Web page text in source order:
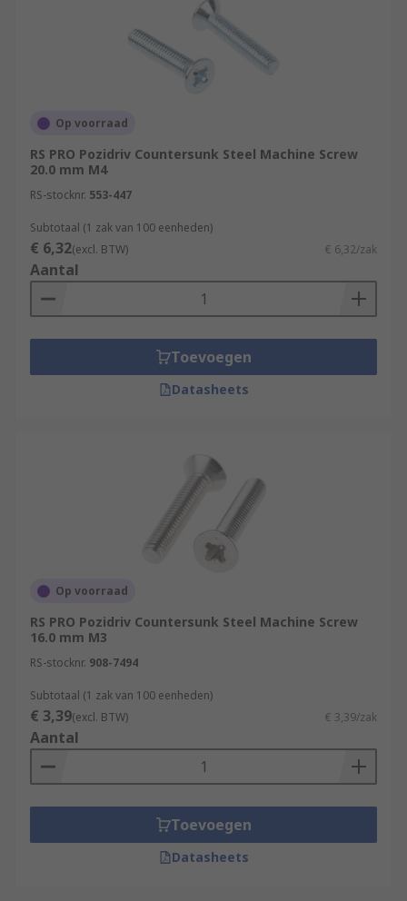
Op voorraad
RS PRO Pozidriv Countersunk Steel Machine Screw
20.0 mm M4
RS-stocknr. 553-447
Subtotaal (1 zak van 100 eenheden)
€ 6,32(excl. BTW) € 6,32/zak
Aantal
Toevoegen
Datasheets
Op voorraad
RS PRO Pozidriv Countersunk Steel Machine Screw
16.0 mm M3
RS-stocknr. 908-7494
Subtotaal (1 zak van 100 eenheden)
€ 3,39(excl. BTW) € 3,39/zak
Aantal
Toevoegen
Datasheets